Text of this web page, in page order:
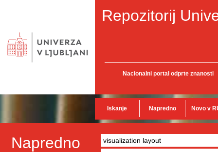
Repozitorij
Nacionalni portal odprte znanosti
Iskanje Napredno Novo v
Napredno